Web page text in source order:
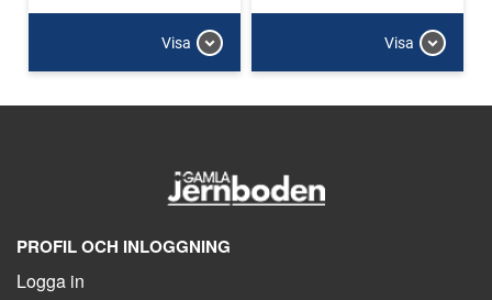
Visa Visa
PROFIL OCH INLOGGNING
Logga in